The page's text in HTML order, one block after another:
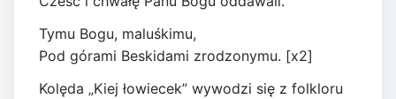
Tymu Bogu, maluśkimu,
Pod górami Beskidami zrodzonymu. [x2]
Kolęda „Kiej łowiecek” wywodzi się z folkloru